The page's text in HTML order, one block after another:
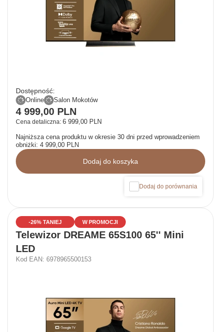
Dostępność:
Online Salon Mokotów
Cena detaliczna: 6 999,00 PLN
4 999,00 PLN
Najniższa cena produktu w okresie 30 dni przed wprowadzeniem
obniżki: 4 999,00 PLN
Dodaj do koszyka
Dodaj do porównania
W PROMOCJI
-26% TANIEJ
Telewizor DREAME 65S100 65'' Mini
LED
Kod EAN: 6978965500153